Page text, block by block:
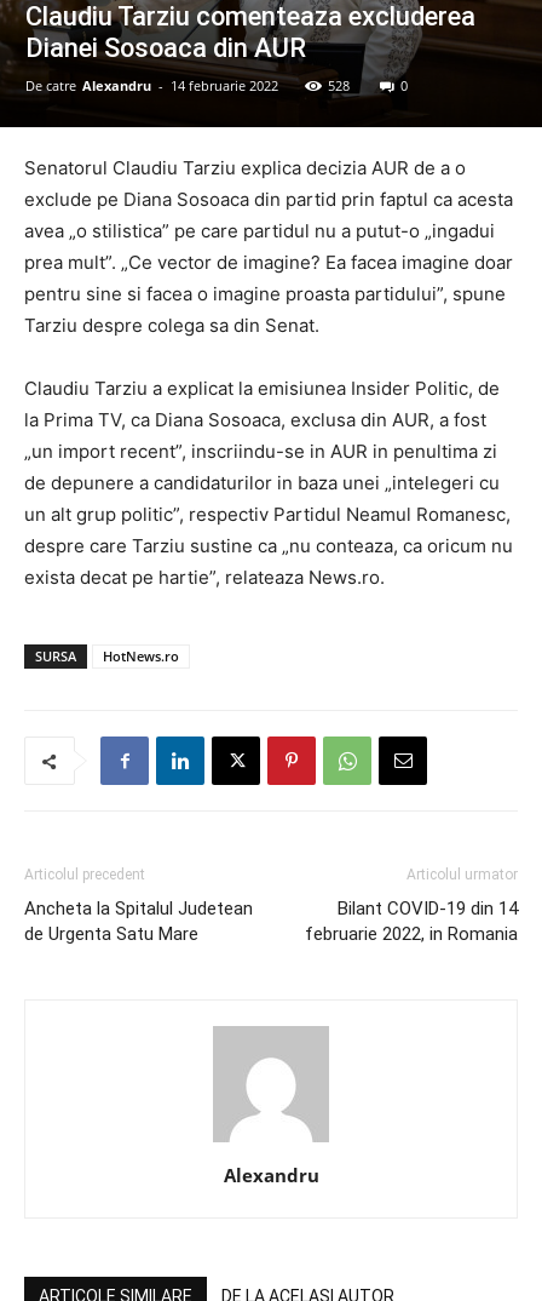
Claudiu Tarziu comenteaza excluderea
Dianei Sosoaca din AUR
De catre Alexandru - 14 februarie 2022 528 0
Senatorul Claudiu Tarziu explica decizia AUR de a o
exclude pe Diana Sosoaca din partid prin faptul ca acesta
avea „o stilistica” pe care partidul nu a putut-o „ingadui
prea mult”. „Ce vector de imagine? Ea facea imagine doar
pentru sine si facea o imagine proasta partidului”, spune
Tarziu despre colega sa din Senat.
Claudiu Tarziu a explicat la emisiunea Insider Politic, de
la Prima TV, ca Diana Sosoaca, exclusa din AUR, a fost
„un import recent”, inscriindu-se in AUR in penultima zi
de depunere a candidaturilor in baza unei „intelegeri cu
un alt grup politic”, respectiv Partidul Neamul Romanesc,
despre care Tarziu sustine ca „nu conteaza, ca oricum nu
exista decat pe hartie”, relateaza News.ro.
SURSA HotNews.ro
Articolul precedent
Ancheta la Spitalul Judetean
de Urgenta Satu Mare
Articolul urmator
Bilant COVID-19 din 14
februarie 2022, in Romania
Alexandru
ARTICOLE SIMILARE DE LA ACELASI AUTOR